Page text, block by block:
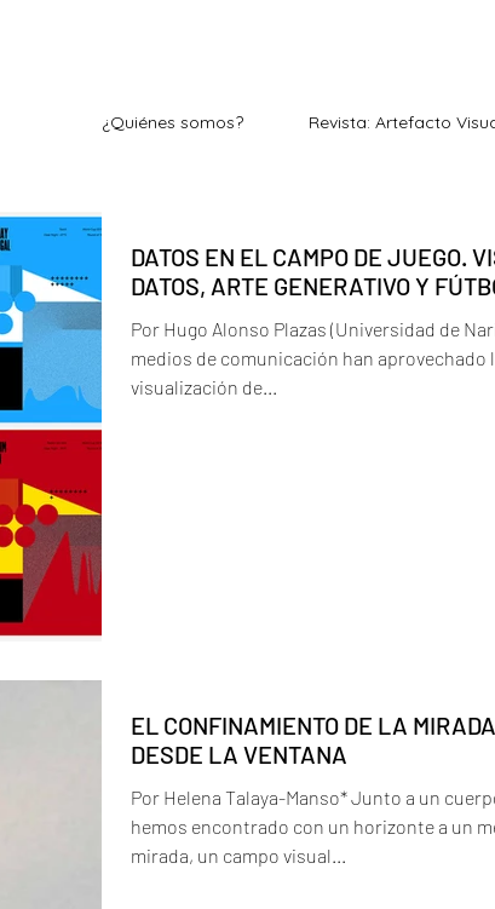
¿Quiénes somos? Revista: Artefacto
DATOS EN EL CAMPO DE JUEGO.
DATOS, ARTE GENERATIVO Y
Por Hugo Alonso Plazas (Universidad de
medios de comunicación han aprovechado
visualización de...
EL CONFINAMIENTO DE LA MIRADA:
DESDE LA VENTANA
Por Helena Talaya-Manso* Junto a un
hemos encontrado con un horizonte a un
mirada, un campo visual...